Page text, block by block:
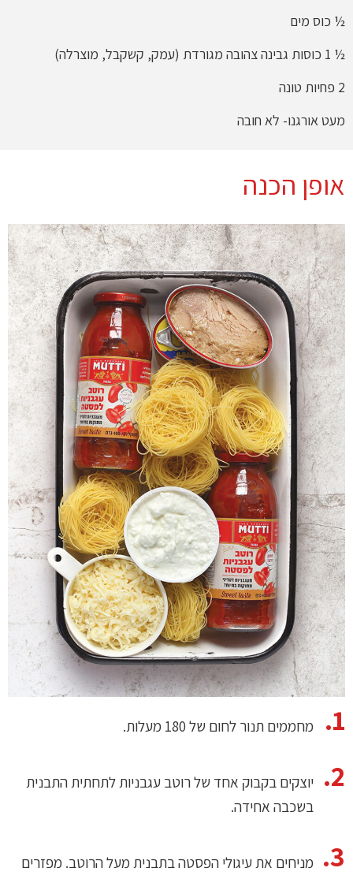
½ כוס מים
½ 1 כוסות גבינה צהובה מגורדת (עמק, קשקבל, מוצרלה)
2 פחיות טונה
מעט אורגנו- לא חובה
אופן הכנה
מחממים תנור לחום של 180 מעלות.
יוצקים בקבוק אחד של רוטב עגבניות לתחתית התבנית
בשכבה אחידה.
מניחים את עיגולי הפסטה בתבנית מעל הרוטב. מפזרים